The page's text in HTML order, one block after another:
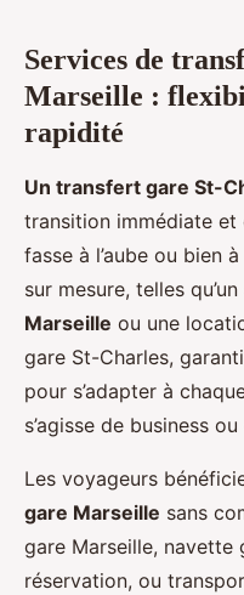
Services de
Marseille :
rapidité
Un transfert gare St-
transition immédiate
fasse à l’aube ou bien
sur mesure, telles qu’un
Marseille ou une
gare St-Charles,
pour s’adapter à
s’agisse de business
Les voyageurs
gare Marseille sans
gare Marseille, navette
réservation, ou